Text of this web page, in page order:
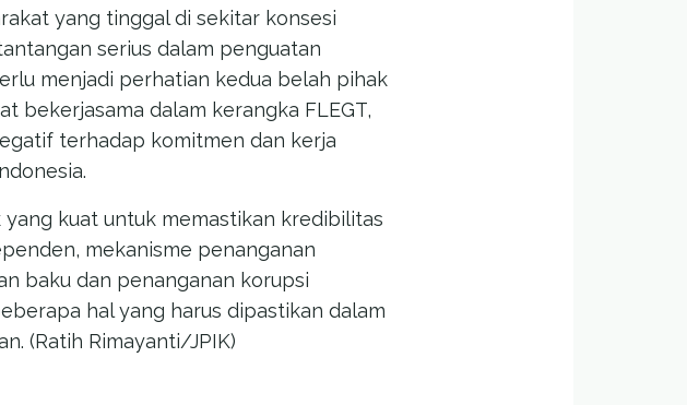
yang tinggal di sekitar konsesi
serius dalam penguatan
menjadi perhatian kedua belah pihak
bekerjasama dalam kerangka FLEGT,
terhadap komitmen dan kerja
kuat untuk memastikan kredibilitas
mekanisme penanganan
baku dan penanganan korupsi
hal yang harus dipastikan dalam
(Ratih Rimayanti/JPIK)